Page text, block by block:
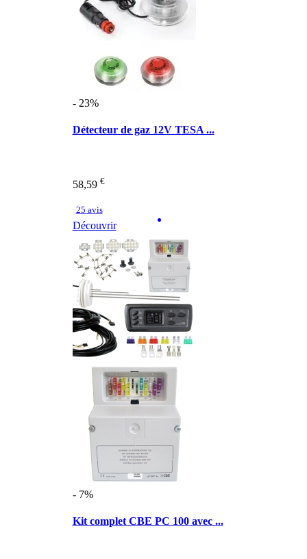
- 23%
Détecteur de gaz 12V TESA ...
58,59 €
25 avis
Découvrir
- 7%
Kit complet CBE PC 100 avec ...